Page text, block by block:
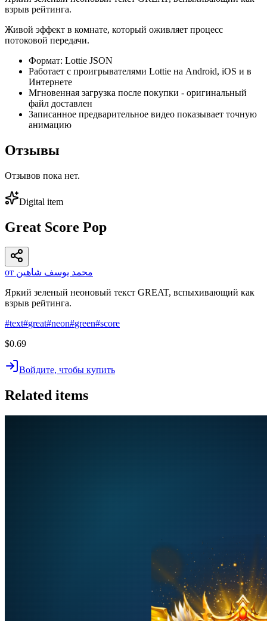
взрыв рейтинга.
Живой эффект в комнате, который оживляет процесс
потоковой передачи.
Формат: Lottie JSON
Работает с проигрывателями Lottie на Android, iOS и в
Интернете
Мгновенная загрузка после покупки - оригинальный
файл доставлен
Записанное предварительное видео показывает точную
анимацию
Отзывы
Отзывов пока нет.
Digital item
Great Score Pop
от محمد يوسف شاهين
Яркий зеленый неоновый текст GREAT, вспыхивающий как
взрыв рейтинга.
#text#great#neon#green#score
$0.69
Войдите, чтобы купить
Related items